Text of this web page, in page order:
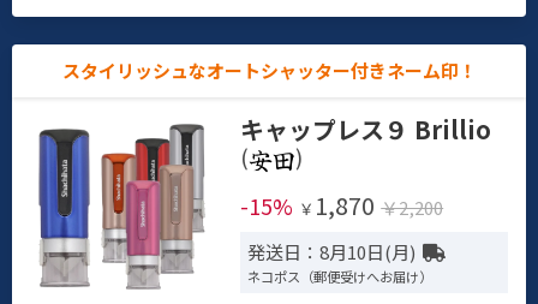
スタイリッシュなオートシャッター付きネーム印！
キャップレス９ Brillio
(
)
-15% ￥ 1,870 ￥2,200
発送日：8月10日(月)
ネコポス（郵便受けへお届け）